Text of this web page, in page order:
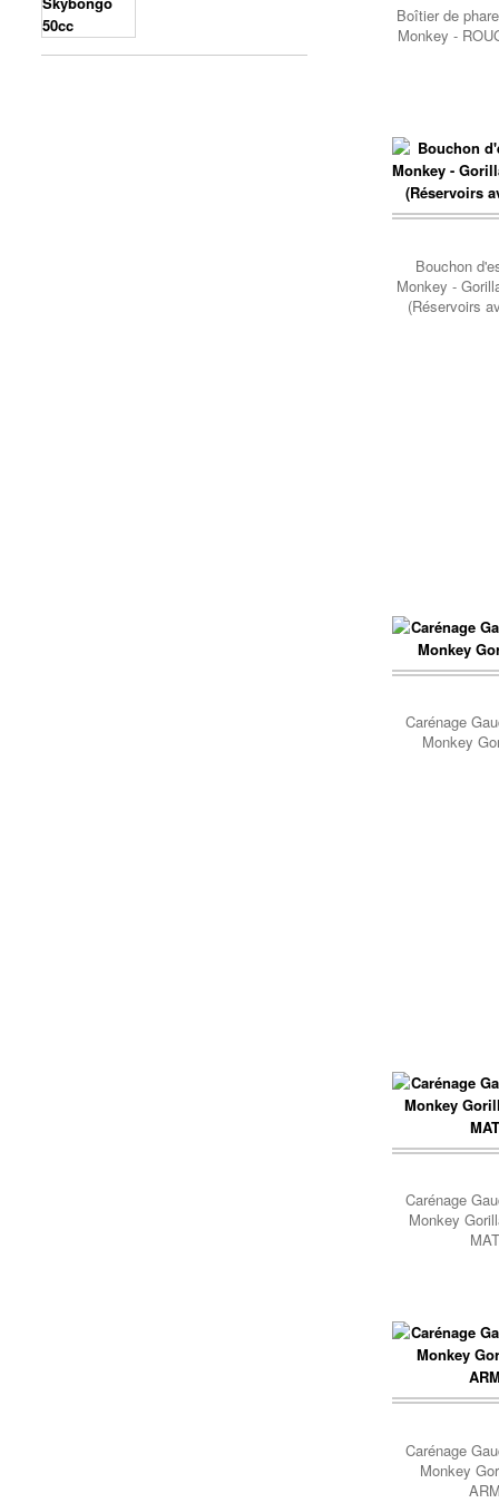
Boîtier de
Monkey -
Bouchon
Monkey -
(Réservoirs
Carénage
Monkey
Carénage
Monkey
Carénage
Monkey